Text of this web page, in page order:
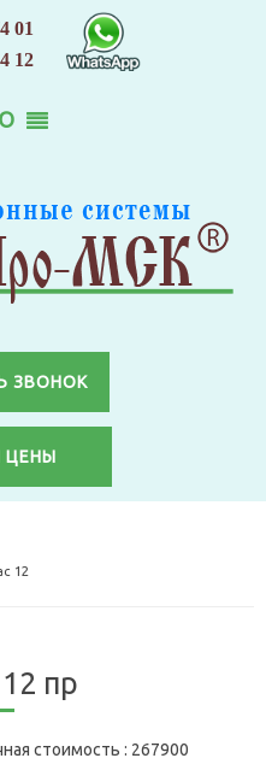
01
12
ЗВОНОК
ЦЕНЫ
12
пр
стоимость : 267900